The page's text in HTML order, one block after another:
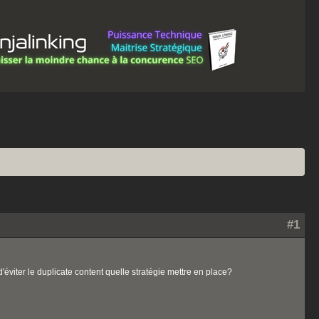
#1
le duplicate content quelle stratégie mettre en place?